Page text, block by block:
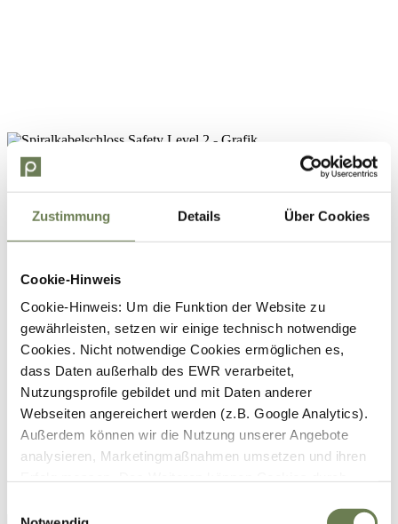
Zustimmung Details Über Cookies
Cookie-Hinweis
Cookie-Hinweis: Um die Funktion der Website zu
gewährleisten, setzen wir einige technisch notwendige
Cookies. Nicht notwendige Cookies ermöglichen es,
dass Daten außerhalb des EWR verarbeitet,
Nutzungsprofile gebildet und mit Daten anderer
Webseiten angereichert werden (z.B. Google Analytics).
Außerdem können wir die Nutzung unserer Angebote
analysieren, Marketingmaßnahmen umsetzen und ihren
Für die genannten Verarbeitungszwecke können